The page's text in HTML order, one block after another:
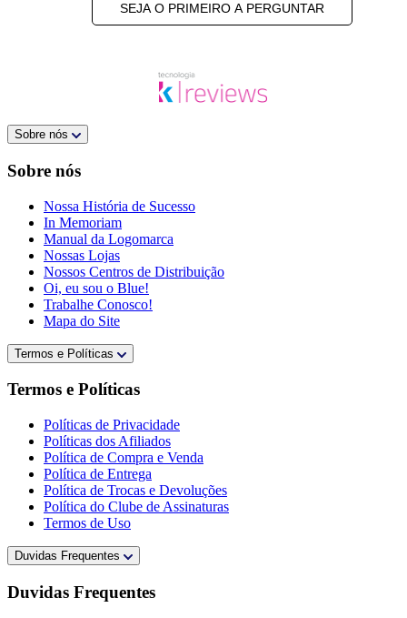
SEJA O PRIMEIRO A PERGUNTAR
Sobre nós
Sobre nós
Nossa História de Sucesso
In Memoriam
Manual da Logomarca
Nossas Lojas
Nossos Centros de Distribuição
Oi, eu sou o Blue!
Trabalhe Conosco!
Mapa do Site
Termos e Políticas
Termos e Políticas
Políticas de Privacidade
Políticas dos Afiliados
Política de Compra e Venda
Política de Entrega
Política de Trocas e Devoluções
Política do Clube de Assinaturas
Termos de Uso
Duvidas Frequentes
Duvidas Frequentes